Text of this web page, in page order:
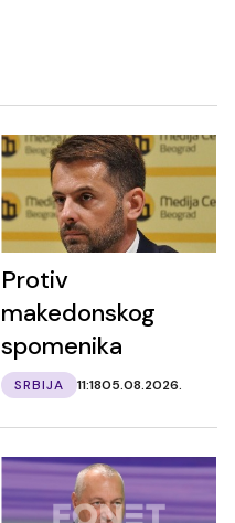
Protiv
makedonskog
spomenika
SRBIJA 11:1805.08.2026.